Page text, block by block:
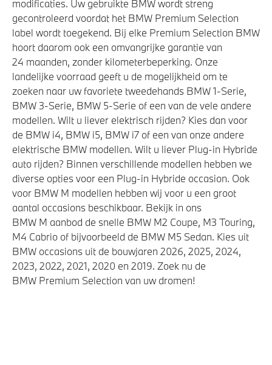
modificaties. Uw gebruikte BMW wordt streng
gecontroleerd voordat het BMW Premium Selection
label wordt toegekend. Bij elke Premium Selection BMW
hoort daarom ook een omvangrijke garantie van
24 maanden, zonder kilometerbeperking. Onze
landelijke voorraad geeft u de mogelijkheid om te
zoeken naar uw favoriete tweedehands BMW 1-Serie,
BMW 3-Serie, BMW 5-Serie of een van de vele andere
modellen. Wilt u liever elektrisch rijden? Kies dan voor
de BMW i4, BMW i5, BMW i7 of een van onze andere
elektrische BMW modellen. Wilt u liever Plug-in Hybride
auto rijden? Binnen verschillende modellen hebben we
diverse opties voor een Plug-in Hybride occasion. Ook
voor BMW M modellen hebben wij voor u een groot
aantal occasions beschikbaar. Bekijk in ons
BMW M aanbod de snelle BMW M2 Coupe, M3 Touring,
M4 Cabrio of bijvoorbeeld de BMW M5 Sedan. Kies uit
BMW occasions uit de bouwjaren 2026, 2025, 2024,
2023, 2022, 2021, 2020 en 2019. Zoek nu de
BMW Premium Selection van uw dromen!